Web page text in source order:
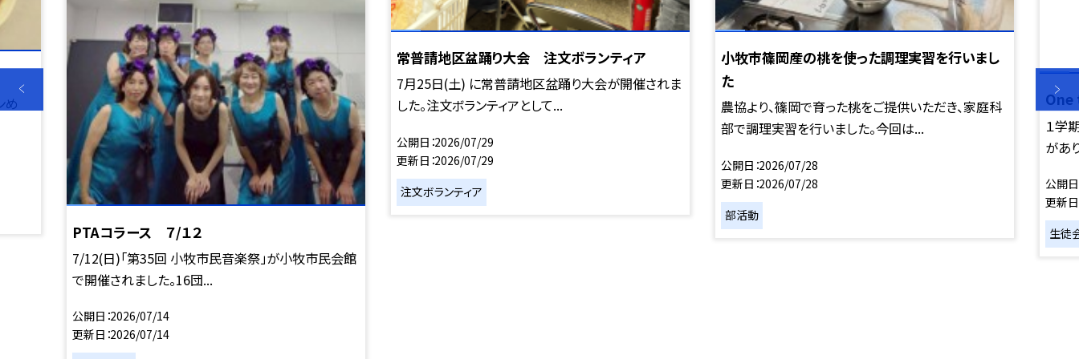
め
PTAコラース ７/１２
7/12(日)「第35回 小牧市民音楽祭」が小牧市民会館
で開催されました。16団...
公開日 2026/07/14
更新日 2026/07/14
常普請地区盆踊り大会 注文ボランティア
7月25日(土) に常普請地区盆踊り大会が開催されま
した。注文ボランティアとして...
公開日 2026/07/29
更新日 2026/07/29
注文ボランティア
小牧市篠岡産の桃を使った調理実習を行いまし
た
農協より、篠岡で育った桃をご提供いただき、家庭科
部で調理実習を行いました。今回は...
公開日 2026/07/28
更新日 2026/07/28
部活動
One
１学
があ
公開日
更新日
生徒